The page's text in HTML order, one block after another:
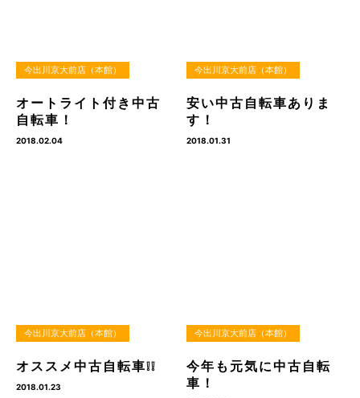
今出川京大前店（本館）
オートライト付き中古
自転車！
2018.02.04
今出川京大前店（本館）
安い中古自転車ありま
す！
2018.01.31
今出川京大前店（本館）
オススメ中古自転車❕❕
2018.01.23
今出川京大前店（本館）
今年も元気に中古自転
車！